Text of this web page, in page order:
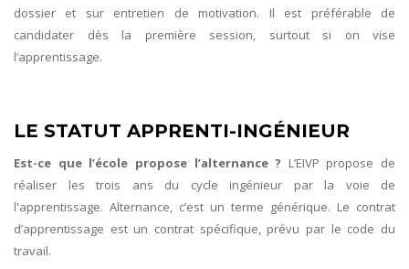
dossier et sur entretien de motivation. Il est préférable de
candidater dès la première session, surtout si on vise
l’apprentissage.
LE STATUT APPRENTI-INGÉNIEUR
Est-ce que l’école propose l’alternance ? L’EIVP propose de
réaliser les trois ans du cycle ingénieur par la voie de
l'apprentissage. Alternance, c’est un terme générique. Le contrat
d’apprentissage est un contrat spécifique, prévu par le code du
travail.